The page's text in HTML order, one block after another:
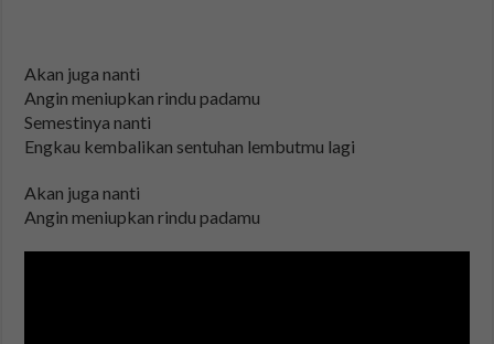
Akan juga nanti
Angin meniupkan rindu padamu
Semestinya nanti
Engkau kembalikan sentuhan lembutmu lagi
Akan juga nanti
Angin meniupkan rindu padamu